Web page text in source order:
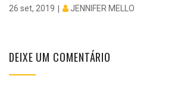
26 set, 2019 JENNIFER MELLO
DEIXE UM COMENTÁRIO